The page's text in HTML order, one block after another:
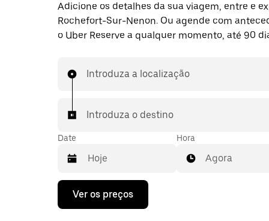
Adicione os detalhes da sua viagem, entre e
Rochefort-Sur-Nenon. Ou agende com
o Uber Reserve a qualquer momento, até 90
Introduza a localização
Introduza o destino
Date
Prima
tecla
Hora
Agora
Ver os preços